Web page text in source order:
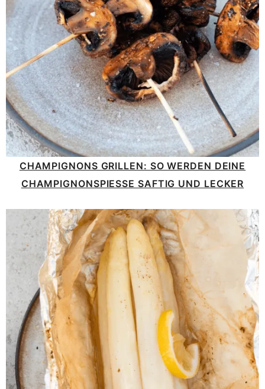
CHAMPIGNONS GRILLEN: SO WERDEN DEINE
CHAMPIGNONSPIESSE SAFTIG UND LECKER